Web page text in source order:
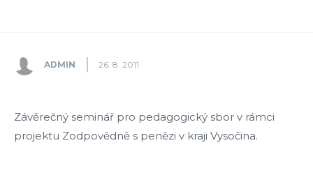
ADMIN 26. 8. 2011
Závěrečný seminář pro pedagogický sbor v rámci
projektu Zodpovědně s penězi v kraji Vysočina.